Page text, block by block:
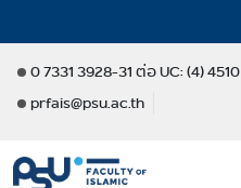
0 7331 3928-31 ต่อ UC: (4) 4510
prfais@psu.ac.th